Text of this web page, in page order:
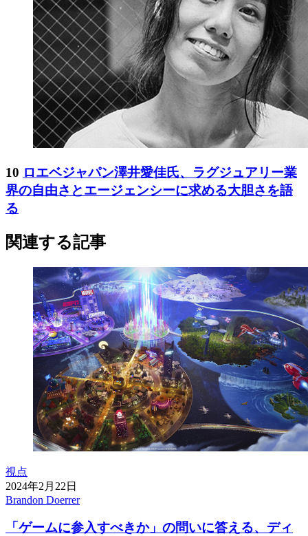
10 ロエベジャパン澤井愛佳氏、ラグジュアリー業
界の自由さとエージェンシーに求める大胆さを語
る
関連する記事
視点
2024年2月22日
Brandon Doerrer
「ゲームに参入すべきか」の問いに答える、ディ